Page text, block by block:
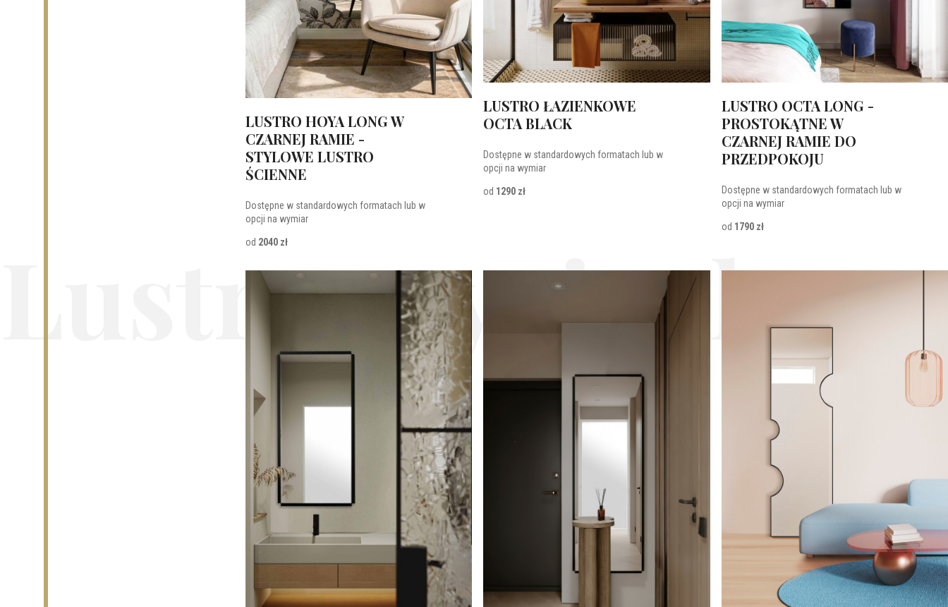
LUSTRO HOYA LONG W
CZARNEJ RAMIE -
STYLOWE LUSTRO
ŚCIENNE
Dostępne w standardowych formatach lub w
opcji na wymiar
od 2040 zł
LUSTRO ŁAZIENKOWE
OCTA BLACK
Dostępne w standardowych formatach lub w
opcji na wymiar
od 1290 zł
LUSTRO OCTA LONG -
PROSTOKĄTNE W
CZARNEJ RAMIE DO
PRZEDPOKOJU
Dostępne w standardowych formatach lub w
opcji na wymiar
od 1790 zł
Lustra